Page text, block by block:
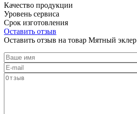
Качество продукции
Уровень сервиса
Срок изготовления
Оставить отзыв
Оставить отзыв на товар Мятный эклер